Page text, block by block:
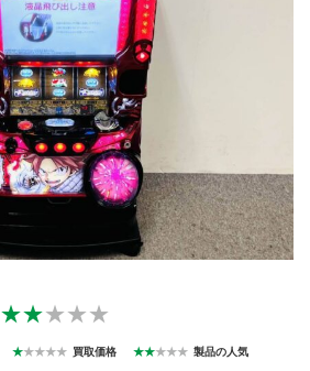
宅配買取
出張買取
買取商品ジャンル
買取実績
買取強化ブランド
よくある質問
お客様の声
本人確認書類アップロード
★★★★★
★★★★★ 買取価格 ★★★★★ 製品の人気